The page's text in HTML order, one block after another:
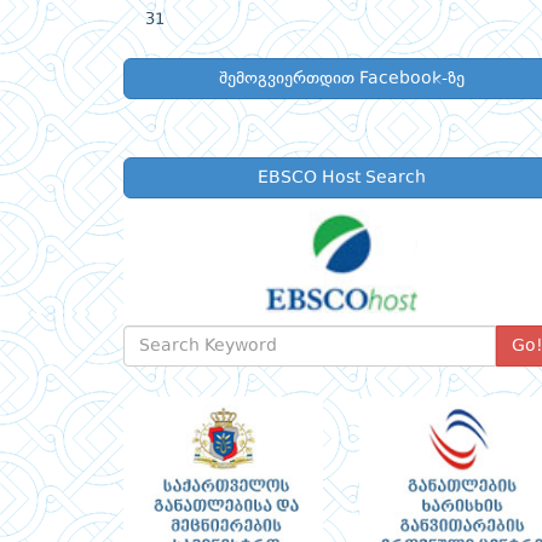
31
შემოგვიერთდით Facebook-ზე
EBSCO Host Search
Go!